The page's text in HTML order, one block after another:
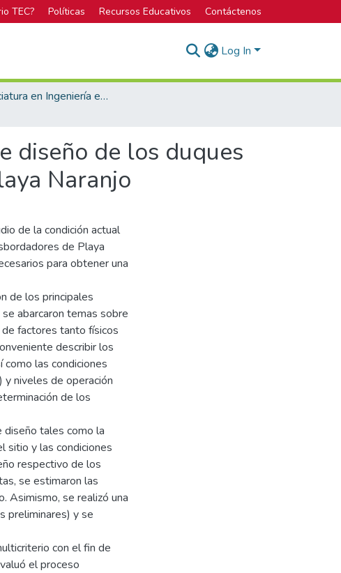
TEC? Políticas Recursos Educativos Contáctenos
Log In
Licenciatura en Ingeniería en Construcción
diseño de los duques
Naranjo
de la condición actual
de Playa
para obtener una
de los principales
abarcaron temas sobre
factores tanto físicos
describir los
las condiciones
y niveles de operación
de los
diseño tales como la
sitio y las condiciones
respectivo de los
se estimaron las
Asimismo, se realizó una
preliminares) y se
con el fin de
el proceso